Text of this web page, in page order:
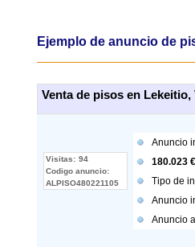
Ejemplo de anuncio de
Venta de pisos en Lekeitio,
Visitas: 94
Codigo anuncio:
ALPISO480221105
Anuncio
180.023 €
Tipo de
Anuncio
Anuncio